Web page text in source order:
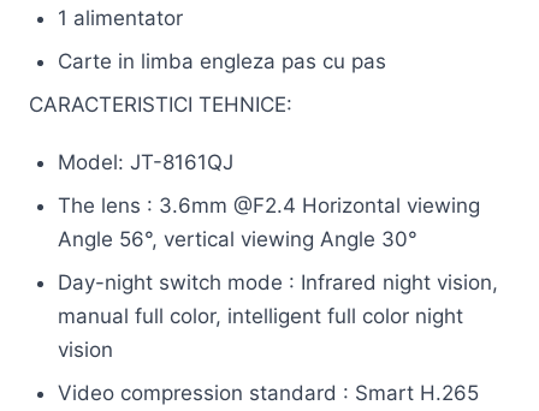
1 alimentator
Carte in limba engleza pas cu pas
CARACTERISTICI TEHNICE:
Model: JT-8161QJ
The lens : 3.6mm @F2.4 Horizontal viewing
Angle 56°, vertical viewing Angle 30°
Day-night switch mode : Infrared night vision,
manual full color, intelligent full color night
vision
Video compression standard : Smart H.265